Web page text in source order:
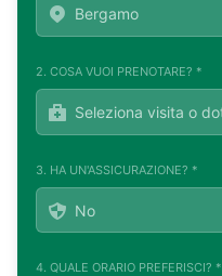
2. COSA VUOI PRENOTARE? *
3. HA UN'ASSICURAZIONE? *
4. QUALE ORARIO PREFERISCI? *